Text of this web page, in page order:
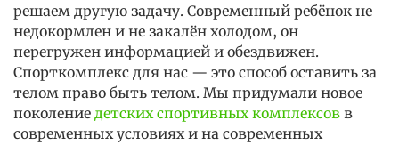
решаем другую задачу. Современный ребёнок не
недокормлен и не закалён холодом, он
перегружен информацией и обездвижен.
Спорткомплекс для нас — это способ оставить за
телом право быть телом. Мы придумали новое
поколение детских спортивных комплексов в
современных условиях и на современных